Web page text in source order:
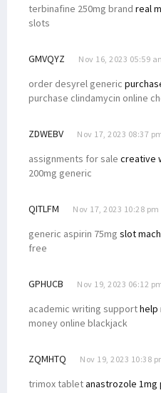
terbinafine 250mg brand real
slots
GMVQYZ Nov 16, 2023 05:59
order desyrel generic
purchase clindamycin online
ZDWEBV Nov 17, 2023 08:37
assignments for sale creative
200mg generic
QITLFM Nov 17, 2023 10:28 pm
generic aspirin 75mg slot
free
GPHUCB Nov 19, 2023 06:12
academic writing supporthelp
money online blackjack
ZQMHTQ Nov 19, 2023 10:38
trimox tabletanastrozole 1mg